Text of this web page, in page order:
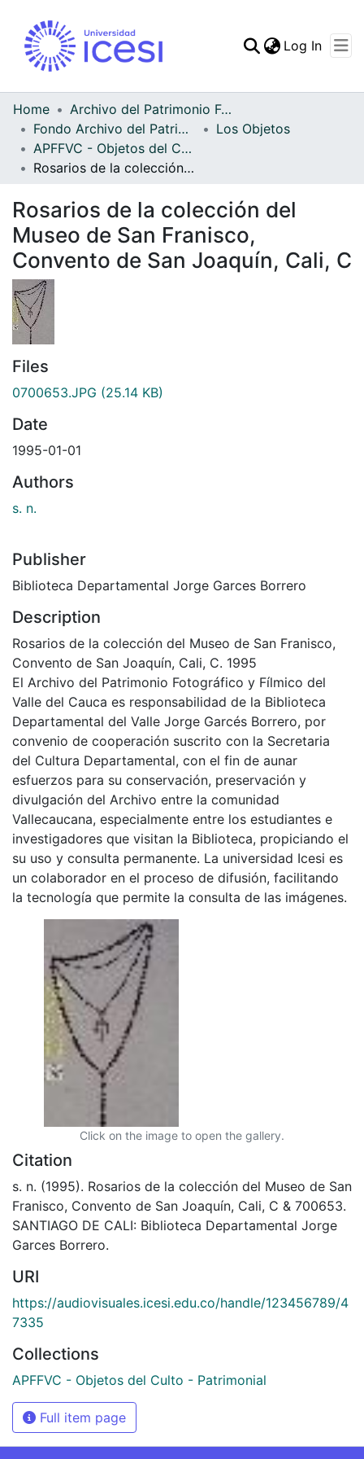
Statistics
Log In
Home
Archivo del Patrimonio Fotográfico y Fílmico del Valle del Cauca
Fondo Archivo del Patrimonio Fotográfico y Fílmico del Valle del Cauca
Los Objetos
APFFVC - Objetos del Culto - Patrimonial
Rosarios de la colección del Museo de San Franisco, Convento de San Joaquín, Cali, C
Rosarios de la colección del
Museo de San Franisco,
Convento de San Joaquín, Cali, C
Files
0700653.JPG (25.14 KB)
Date
1995-01-01
Authors
s. n.
Publisher
Biblioteca Departamental Jorge Garces Borrero
Description
Rosarios de la colección del Museo de San Franisco,
Convento de San Joaquín, Cali, C. 1995
El Archivo del Patrimonio Fotográfico y Fílmico del
Valle del Cauca es responsabilidad de la Biblioteca
Departamental del Valle Jorge Garcés Borrero, por
convenio de cooperación suscrito con la Secretaria
del Cultura Departamental, con el fin de aunar
esfuerzos para su conservación, preservación y
divulgación del Archivo entre la comunidad
Vallecaucana, especialmente entre los estudiantes e
investigadores que visitan la Biblioteca, propiciando el
su uso y consulta permanente. La universidad Icesi es
un colaborador en el proceso de difusión, facilitando
la tecnología que permite la consulta de las imágenes.
Click on the image to open the gallery.
Citation
s. n. (1995). Rosarios de la colección del Museo de San
Franisco, Convento de San Joaquín, Cali, C & 700653.
SANTIAGO DE CALI: Biblioteca Departamental Jorge
Garces Borrero.
URI
https://audiovisuales.icesi.edu.co/handle/123456789/4
7335
Collections
APFFVC - Objetos del Culto - Patrimonial
Full item page